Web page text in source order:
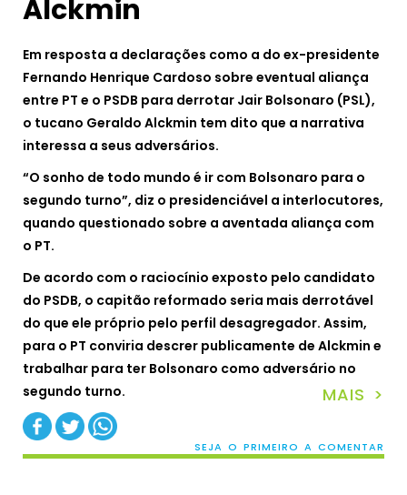
Alckmin
Em resposta a declarações como a do ex-presidente
Fernando Henrique Cardoso sobre eventual aliança
entre PT e o PSDB para derrotar Jair Bolsonaro (PSL),
o tucano Geraldo Alckmin tem dito que a narrativa
interessa a seus adversários.
“O sonho de todo mundo é ir com Bolsonaro para o
segundo turno”, diz o presidenciável a interlocutores,
quando questionado sobre a aventada aliança com
o PT.
De acordo com o raciocínio exposto pelo candidato
do PSDB, o capitão reformado seria mais derrotável
do que ele próprio pelo perfil desagregador. Assim,
para o PT conviria descrer publicamente de Alckmin e
trabalhar para ter Bolsonaro como adversário no
segundo turno.
MAIS >
SEJA O PRIMEIRO A COMENTAR